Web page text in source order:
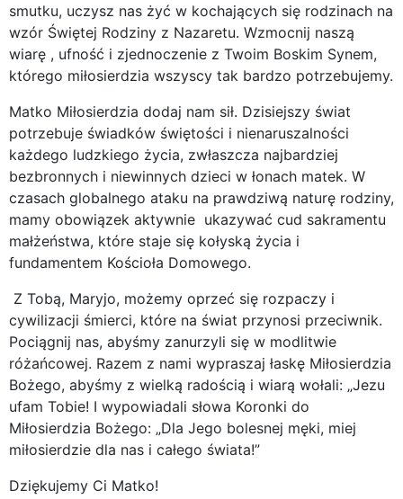
smutku, uczysz nas żyć w kochających się rodzinach na
wzór Świętej Rodziny z Nazaretu. Wzmocnij naszą
wiarę , ufność i zjednoczenie z Twoim Boskim Synem,
którego miłosierdzia wszyscy tak bardzo potrzebujemy.
Matko Miłosierdzia dodaj nam sił. Dzisiejszy świat
potrzebuje świadków świętości i nienaruszalności
każdego ludzkiego życia, zwłaszcza najbardziej
bezbronnych i niewinnych dzieci w łonach matek. W
czasach globalnego ataku na prawdziwą naturę rodziny,
mamy obowiązek aktywnie ukazywać cud sakramentu
małżeństwa, które staje się kołyską życia i
fundamentem Kościoła Domowego.
Z Tobą, Maryjo, możemy oprzeć się rozpaczy i
cywilizacji śmierci, które na świat przynosi przeciwnik.
Pociągnij nas, abyśmy zanurzyli się w modlitwie
różańcowej. Razem z nami wypraszaj łaskę Miłosierdzia
Bożego, abyśmy z wielką radością i wiarą wołali: „Jezu
ufam Tobie! I wypowiadali słowa Koronki do
Miłosierdzia Bożego: „Dla Jego bolesnej męki, miej
miłosierdzie dla nas i całego świata!”
Dziękujemy Ci Matko!